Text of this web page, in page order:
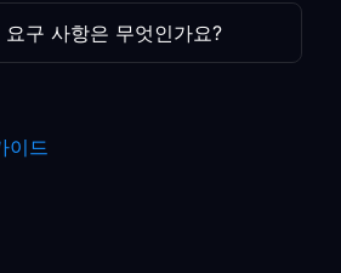
구 사항은 무엇인가요?
이드